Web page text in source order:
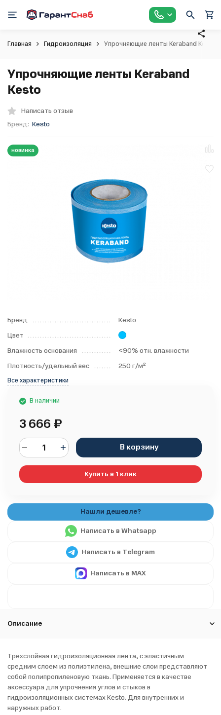
Главная Гидроизоляция Упрочняющие ленты Keraband Kesto
Упрочняющие ленты Keraband
Kesto
Написать отзыв
Бренд: Kesto
новинка
Бренд
Kesto
Цвет
Влажность основания
<90% отн. влажности
Плотность/удельный вес
250 г/м²
Все характеристики
В наличии
3 666 ₽
В корзину
Купить в 1 клик
Написать в Whatsapp
Написать в Telegram
Написать в MAX
Описание
Трехслойная гидроизоляционная лента, с эластичным
средним слоем из полиэтилена, внешние слои представляют
собой полипропиленовую ткань. Применяется в качестве
аксессуара для упрочнения углов и стыков в
гидроизоляционных системах Kesto. Для внутренних и
наружных работ.